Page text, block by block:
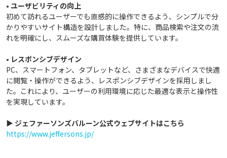
• ユーザビリティの向上
初めて訪れるユーザーでも直感的に操作できるよう、シンプルで分
かりやすいサイト構造を設計しました。特に、商品検索や注文の流
れを明確にし、スムーズな購買体験を提供しています。
• レスポンシブデザイン
PC、スマートフォン、タブレットなど、さまざまなデバイスで快適
に閲覧・操作ができるよう、レスポンシブデザインを採用しまし
た。これにより、ユーザーの利用環境に応じた最適な表示と操作性
を実現しています。
▶ ジェファーソンズバルーン公式ウェブサイトはこちら
https://www.jeffersons.jp/